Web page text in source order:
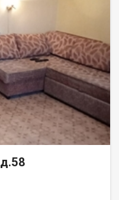
смотровой ямой,
в 10 минутах пешком от
кухонный
обмен на жилье в